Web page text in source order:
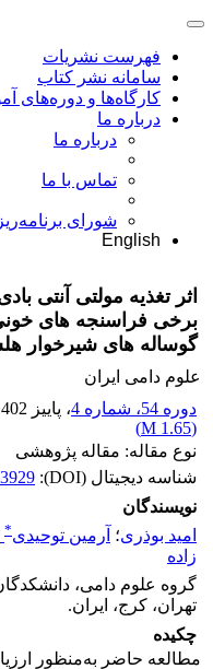
فهرست نشریات
سامانه نشر کتاب
کارگاه‌ها و
درباره ما
درباره ما
تماس با ما
شورای
English
اثر تغذیه مولتی آنتی
برخی فراسنجه های
گوساله های شیرخوار
علوم دامی ایران
دوره 54، شماره 4
، پاییز 1402
(
1.65 M
)
نوع مقاله: مقاله پژوهشی
شناسه دیجیتال (DOI):
نویسندگان
امید بوذری؛ آرمین توحیدی*
زاده
گروه علوم دامی،
تهران، کرج، ایران.
چکیده
مطالعه حاضر به‌منظور